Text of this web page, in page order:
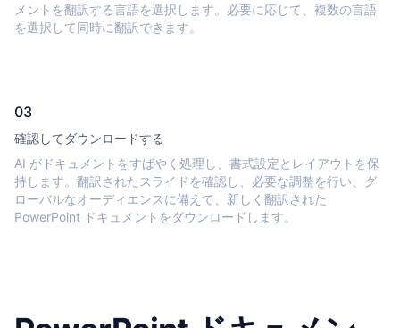
メントを翻訳する言語を選択します。必要に応じて、複数の言語
を選択して同時に翻訳できます。
03
確認してダウンロードする
AI がドキュメントをすばやく処理し、書式設定とレイアウトを保
持します。翻訳されたスライドを確認し、必要な調整を行い、グ
ローバルなオーディエンスに備えて、新しく翻訳された
PowerPoint ドキュメントをダウンロードします。